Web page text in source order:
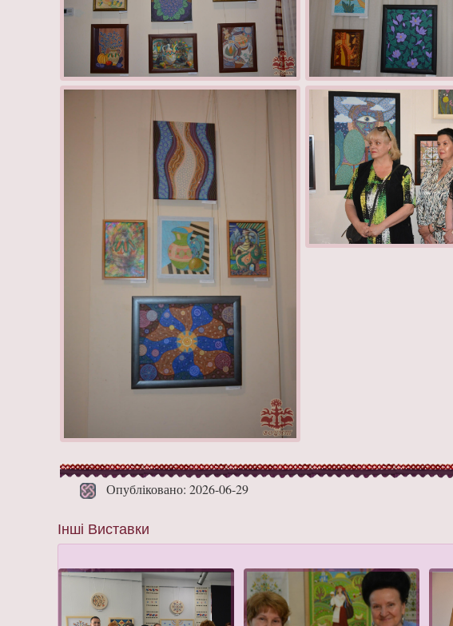
Опубліковано: 2026-06-29
Інші Виставки